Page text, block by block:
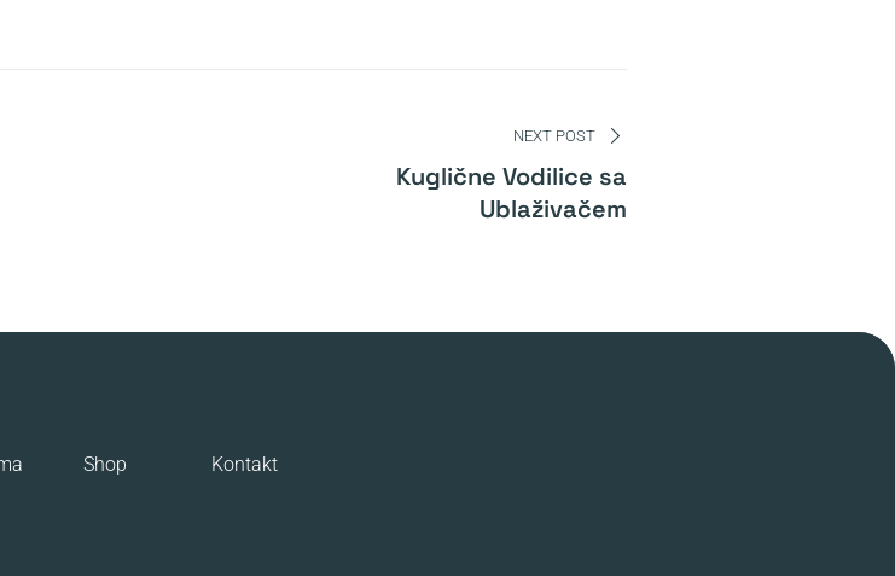
NEXT POST
Kuglične Vodilice sa
Ublaživačem
Shop Kontakt